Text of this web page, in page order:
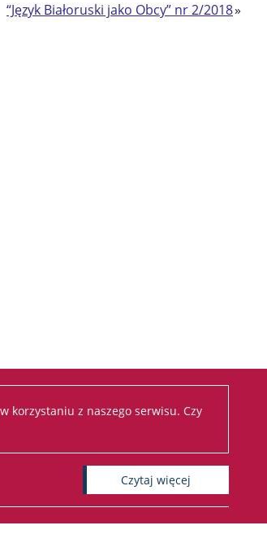
korzystaniu z naszego serwisu. Czy
czytaj więcej
“Język Białoruski jako Obcy” nr 2/2018»